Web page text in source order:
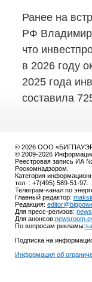
Ранее на
РФ
что
в 2026 году
2025 года
составила
© 2026 ООО
© 2009-2026
Реестровая запись ИА
Роскомнадзором.
Категория
тел. : +7(495) 589-51-97.
Телеграм-канал по
Главный редактор:
Редакция:
Для пресс-релизов:
Для анонсов:
По вопросам рекламы:
Подписка на
Информация об